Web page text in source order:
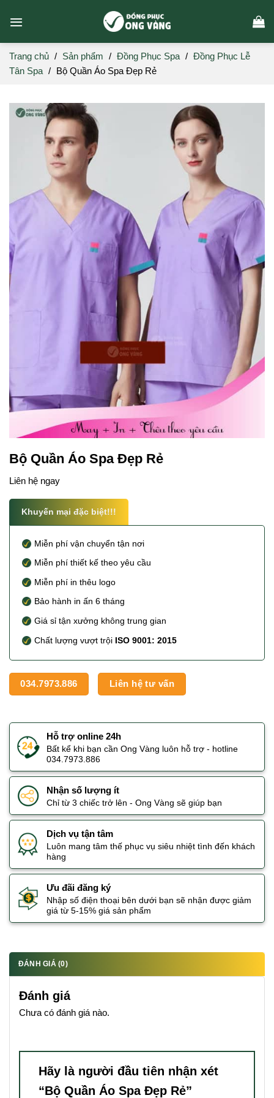
Trang chủ / Sản phẩm / Đồng Phục Spa / Đồng Phục Lễ
Tân Spa / Bộ Quần Áo Spa Đẹp Rẻ
Bộ Quần Áo Spa Đẹp Rẻ
Liên hệ ngay
Khuyến mại đặc biệt!!!
Miễn phí vận chuyển tận nơi
Miễn phí thiết kế theo yêu cầu
Miễn phí in thêu logo
Bảo hành in ấn 6 tháng
Giá sỉ tận xưởng không trung gian
Chất lượng vượt trội ISO 9001: 2015
034.7973.886 Liên hệ tư vấn
Hỗ trợ online 24h
Bất kể khi bạn cần Ong Vàng luôn hỗ trợ - hotline
034.7973.886
Nhận số lượng ít
Chỉ từ 3 chiếc trở lên - Ong Vàng sẽ giúp bạn
Dịch vụ tận tâm
Luôn mang tâm thế phục vụ siêu nhiệt tình đến khách
hàng
Ưu đãi đăng ký
Nhập số điện thoại bên dưới bạn sẽ nhận được giảm
giá từ 5-15% giá sản phẩm
ĐÁNH GIÁ (0)
Đánh giá
Chưa có đánh giá nào.
Hãy là người đầu tiên nhận xét
“Bộ Quần Áo Spa Đẹp Rẻ”